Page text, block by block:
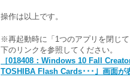
操作は以上です。
※再起動時に「1つのアプリを閉じ
下のリンクを参照してください。
［018408：Windows 10 Fall
TOSHIBA Flash Cards･･･」画面が